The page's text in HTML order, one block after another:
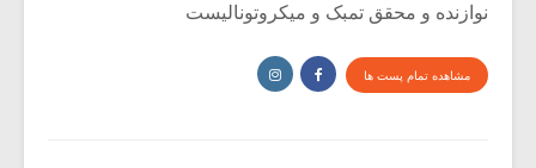
نوازنده و محقق تمبک و میکروتونالیست
مشاهده تمام پست ها